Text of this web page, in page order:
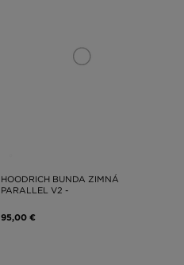
HOODRICH BUNDA ZIMNÁ
PARALLEL V2 -
95,00 €